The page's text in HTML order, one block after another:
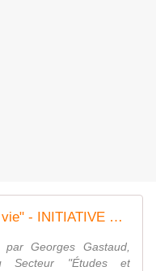
Débat - À propos des "fins de vie" - INITIATIVE COMMUNISTE
Georges Gastaud,
Secteur "Études et